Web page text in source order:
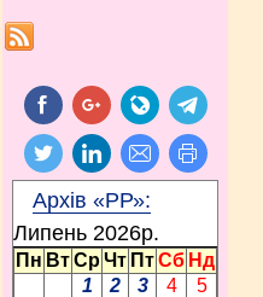
Архів «РР»:
Липень 2026p.
Пн ВтСрЧт ПтСб Нд
1
2 3 4
5